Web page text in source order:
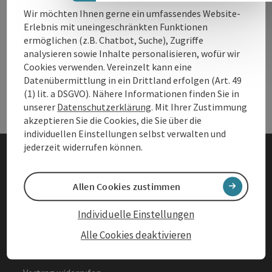
Andere Webseiten
Services
Impressum
Datenschutz
Barrierefreiheitserklärung
Wir möchten Ihnen gerne ein umfassendes Website-
Erlebnis mit uneingeschränkten Funktionen
ermöglichen (z.B. Chatbot, Suche), Zugriffe
analysieren sowie Inhalte personalisieren, wofür wir
Cookies verwenden. Vereinzelt kann eine
Datenübermittlung in ein Drittland erfolgen (Art. 49
(1) lit. a DSGVO). Nähere Informationen finden Sie in
unserer Datenschutzerklärung. Mit Ihrer Zustimmung
akzeptieren Sie die Cookies, die Sie über die
individuellen Einstellungen selbst verwalten und
jederzeit widerrufen können.
Alle Cookies deaktivieren
Individuelle Einstellungen
Allen Cookies zustimmen